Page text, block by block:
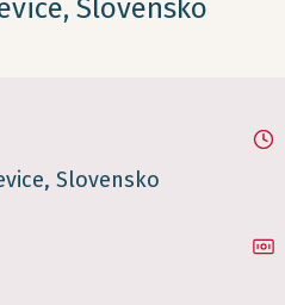
Slovensko
Slovensko